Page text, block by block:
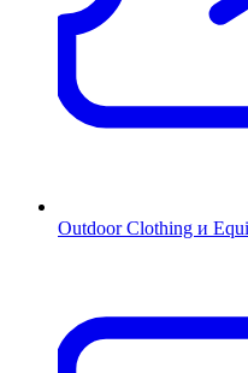
Outdoor Clothing и